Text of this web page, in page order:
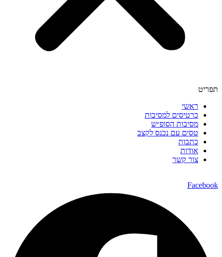
תפריט
ראשי
כרטיסים למסיבות
מסיבות הסופ״ש
טסים עם נכנס לקצב
כתבות
אודות
צור קשר
Facebook